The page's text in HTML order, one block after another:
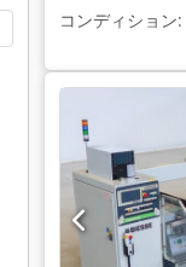
コンディション: